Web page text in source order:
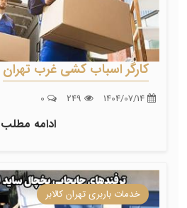
کارگر اسباب کشی غرب تهران
ادامه مطلب
خدمات باربری تهران کالابر